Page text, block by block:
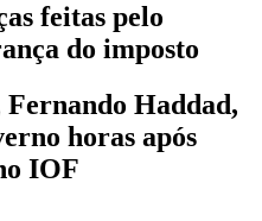
feitas pelo
do imposto
Haddad,
horas após
IOF